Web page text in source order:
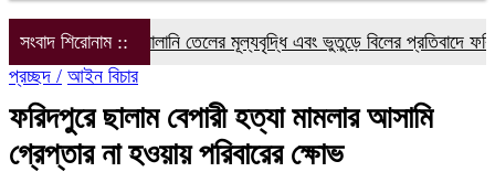
সংবাদ শিরোনাম ::
গ্যাস ও জ্বালানি তেলের মূল্যবৃদ্ধি এবং ভুতুড়ে বিলের প্রতিবাদে ফরিদপুরে
প্রচ্ছদ / আইন বিচার
ফরিদপুরে ছালাম বেপারী হত্যা মামলার আসামি
গ্রেপ্তার না হওয়ায় পরিবারের ক্ষোভ